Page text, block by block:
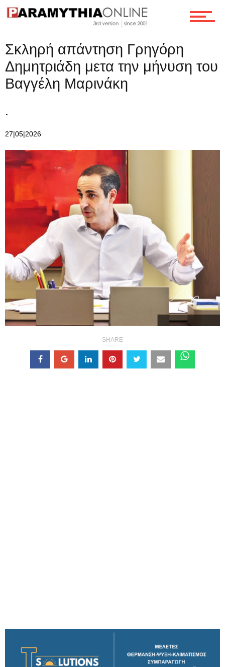
Επικοινωνία
Σκληρή απάντηση Γρηγόρη
Δημητριάδη μετα την μήνυση του
Βαγγέλη Μαρινάκη
.
27|05|2026
SHARE